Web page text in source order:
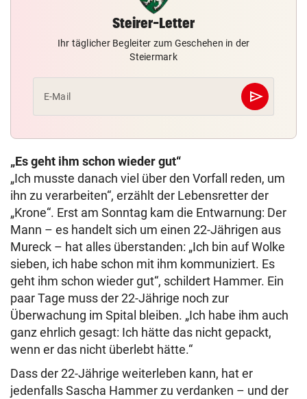
Steirer-Letter
Ihr täglicher Begleiter zum Geschehen in der
Steiermark
E-Mail send
Abschicken
„Es geht ihm schon wieder gut“
„Ich musste danach viel über den Vorfall reden, um
ihn zu verarbeiten“, erzählt der Lebensretter der
„Krone“. Erst am Sonntag kam die Entwarnung: Der
Mann – es handelt sich um einen 22-Jährigen aus
Mureck – hat alles überstanden: „Ich bin auf Wolke
sieben, ich habe schon mit ihm kommuniziert. Es
geht ihm schon wieder gut“, schildert Hammer. Ein
paar Tage muss der 22-Jährige noch zur
Überwachung im Spital bleiben. „Ich habe ihm auch
ganz ehrlich gesagt: Ich hätte das nicht gepackt,
wenn er das nicht überlebt hätte.“
Dass der 22-Jährige weiterleben kann, hat er
jedenfalls Sascha Hammer zu verdanken – und der